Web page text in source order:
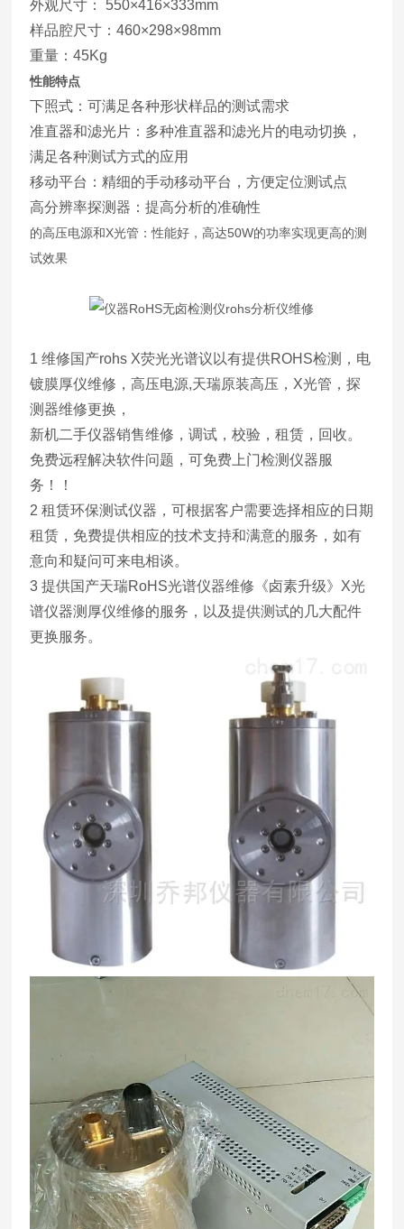
外观尺寸： 550×416×333mm
样品腔尺寸：460×298×98mm
重量：45Kg
性能特点
下照式：可满足各种形状样品的测试需求
准直器和滤光片：多种准直器和滤光片的电动切换，
满足各种测试方式的应用
移动平台：精细的手动移动平台，方便定位测试点
高分辨率探测器：提高分析的准确性
的高压电源和X光管：性能好，高达50W的功率实现更高的测
试效果
1 维修国产rohs X荧光光谱议以有提供ROHS检测，电
镀膜厚仪维修，高压电源,天瑞原装高压，X光管，探
测器维修更换，
新机二手仪器销售维修，调试，校验，租赁，回收。
免费远程解决软件问题，可免费上门检测仪器服
务！！
2 租赁环保测试仪器，可根据客户需要选择相应的日期
租赁，免费提供相应的技术支持和满意的服务，如有
意向和疑问可来电相谈。
3 提供国产天瑞RoHS光谱仪器维修《卤素升级》X光
谱仪器测厚仪维修的服务，以及提供测试的几大配件
更换服务。